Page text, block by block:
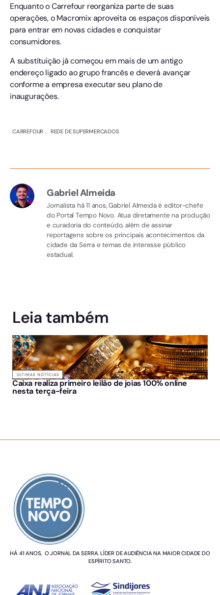
Enquanto o Carrefour reorganiza parte de suas
operações, o Macromix aproveita os espaços disponíveis
para entrar em novas cidades e conquistar
consumidores.
A substituição já começou em mais de um antigo
endereço ligado ao grupo francês e deverá avançar
conforme a empresa executar seu plano de
inaugurações.
CARREFOUR REDE DE SUPERMERCADOS
Gabriel Almeida
Jornalista há 11 anos, Gabriel Almeida é editor-chefe
do Portal Tempo Novo. Atua diretamente na produção
e curadoria do conteúdo, além de assinar
reportagens sobre os principais acontecimentos da
cidade da Serra e temas de interesse público
estadual.
Leia também
ÚLTIMAS NOTÍCIAS
Caixa realiza primeiro leilão de joias 100% online
nesta terça-feira
HÁ 41 ANOS, O JORNAL DA SERRA. LÍDER DE AUDIÊNCIA NA MAIOR CIDADE DO
ESPÍRITO SANTO.